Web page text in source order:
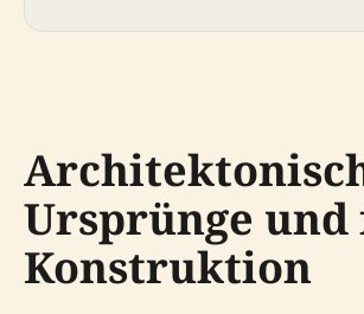
Ursprünge
Konstruktion